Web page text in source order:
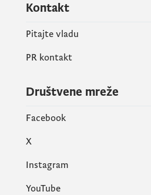
Kontakt
Pitajte vladu
PR kontakt
Društvene mreže
Facebook
X
Instagram
YouTube